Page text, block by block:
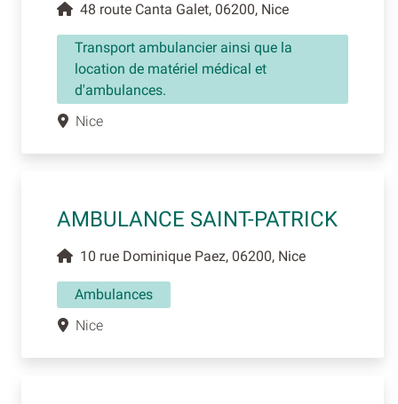
48 route Canta Galet, 06200, Nice
Transport ambulancier ainsi que la
location de matériel médical et
d'ambulances.
Nice
AMBULANCE SAINT-PATRICK
10 rue Dominique Paez, 06200, Nice
Ambulances
Nice